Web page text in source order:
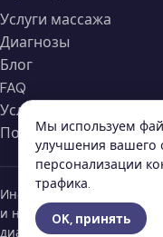
Услуги массажа
Диагнозы
Блог
FAQ
Условия
Политика
Информация на
и не заменяет
диагностику или лечение.
Мы используем
улучшения вашего
персонализации
трафика.
OK, принять